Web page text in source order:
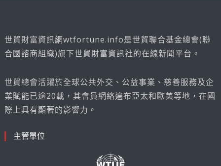
世貿財富資訊網wtfortune.info是世貿聯合基金總會(聯
合國諮商組織)旗下世貿財富資訊社的在線新聞平台。
世貿總會活躍於全球公共外交、公益事業、慈善服務及企
業賦能已逾20載，其會員網絡遍布亞太和歐美等地，在國
際上具有顯著的影響力。
主管單位